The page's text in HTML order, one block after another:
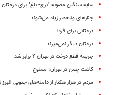
سایه سنگین مصوبه "برج- باغ" برای درختان
چنارهای ولیعصر زیاد می‌شوند
درختانی برای فردا
درختان دیگر نمی‌میرند
جریمه قطع درخت در تهران ۴ برابر شد
کاشت چمن در تهران؛ ممنوع
مردم در هزار هکتار از دامنه‌های جنوبی البرز